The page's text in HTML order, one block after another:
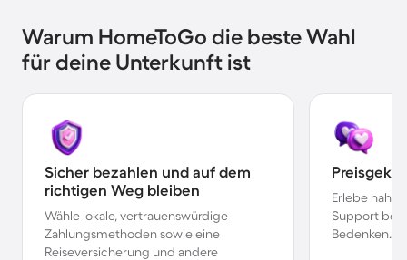
Warum HomeToGo die beste Wahl
für deine Unterkunft ist
Sicher bezahlen und auf dem
richtigen Weg bleiben
Wähle lokale, vertrauenswürdige
Zahlungsmethoden sowie eine
Reiseversicherung und andere
Erlebe
Support bei
Bedenken.